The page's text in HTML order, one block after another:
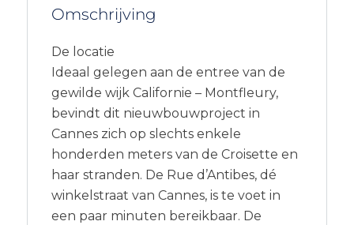
Omschrijving
De locatie
Ideaal gelegen aan de entree van de
gewilde wijk Californie – Montfleury,
bevindt dit nieuwbouwproject in
Cannes zich op slechts enkele
honderden meters van de Croisette en
haar stranden. De Rue d’Antibes, dé
winkelstraat van Cannes, is te voet in
een paar minuten bereikbaar. De